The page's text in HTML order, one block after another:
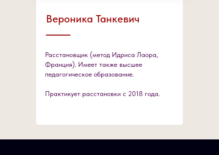
Расстановщик (метод Идриса Лаора,
Франция). Имеет также высшее
педагогическое образование.
Практикует расстановки с 2018 года.
Вероника Танкевич